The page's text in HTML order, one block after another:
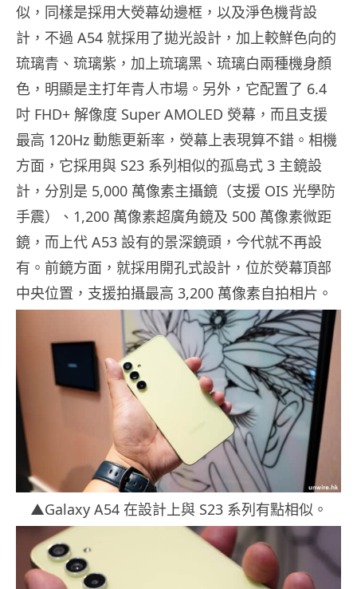
似，同樣是採用大熒幕幼邊框，以及淨色機背設
計，不過 A54 就採用了拋光設計，加上較鮮色向的
琉璃青、琉璃紫，加上琉璃黑、琉璃白兩種機身顏
色，明顯是主打年青人市場。另外，它配置了 6.4
吋 FHD+ 解像度 Super AMOLED 熒幕，而且支援
最高 120Hz 動態更新率，熒幕上表現算不錯。相機
方面，它採用與 S23 系列相似的孤島式 3 主鏡設
計，分別是 5,000 萬像素主攝鏡（支援 OIS 光學防
手震）、1,200 萬像素超廣角鏡及 500 萬像素微距
鏡，而上代 A53 設有的景深鏡頭，今代就不再設
有。前鏡方面，就採用開孔式設計，位於熒幕頂部
中央位置，支援拍攝最高 3,200 萬像素自拍相片。
▲Galaxy A54 在設計上與 S23 系列有點相似。